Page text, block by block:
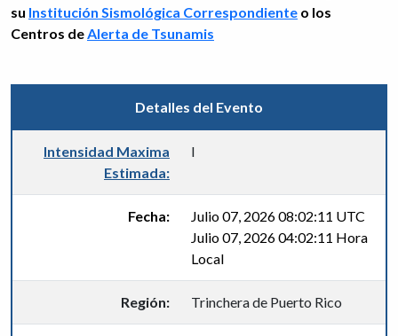
su Institución Sismológica Correspondiente o los
Centros deAlerta de Tsunamis
Detalles del Evento
Intensidad Maxima
Estimada:
I
Fecha:
Julio 07, 2026 08:02:11 UTC
Julio 07, 2026 04:02:11 Hora
Local
Región: Trinchera de Puerto Rico